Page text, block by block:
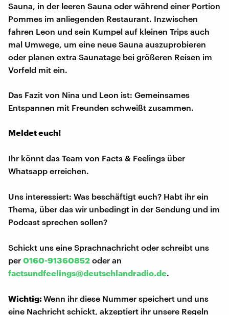
Sauna, in der leeren Sauna oder während einer Portion
Pommes im anliegenden Restaurant. Inzwischen
fahren Leon und sein Kumpel auf kleinen Trips auch
mal Umwege, um eine neue Sauna auszuprobieren
oder planen extra Saunatage bei größeren Reisen im
Vorfeld mit ein.
Das Fazit von Nina und Leon ist: Gemeinsames
Entspannen mit Freunden schweißt zusammen.
Meldet euch!
Ihr könnt das Team von Facts & Feelings über
Whatsapp erreichen.
Uns interessiert: Was beschäftigt euch? Habt ihr ein
Thema, über das wir unbedingt in der Sendung und im
Podcast sprechen sollen?
Schickt uns eine Sprachnachricht oder schreibt uns
per 0160-91360852 oder an
factsundfeelings@deutschlandradio.de.
Wichtig:Wenn ihr diese Nummer speichert und uns
eine Nachricht schickt, akzeptiert ihr unsere Regeln